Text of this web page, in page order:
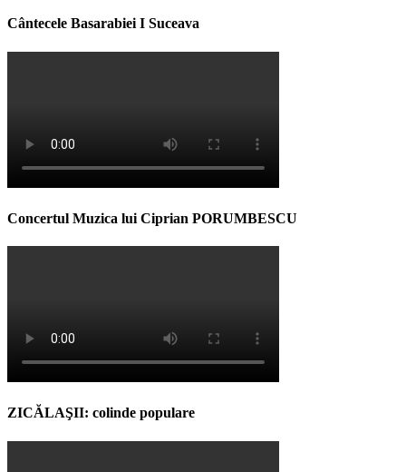
Cântecele Basarabiei I Suceava
Concertul Muzica lui Ciprian PORUMBESCU
ZICĂLAŞII: colinde populare